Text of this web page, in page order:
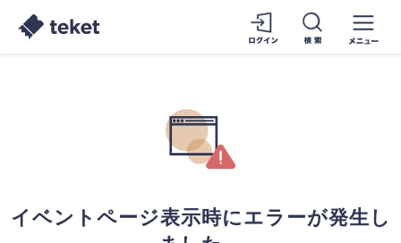
イベントページ表示時にエラーが発生し